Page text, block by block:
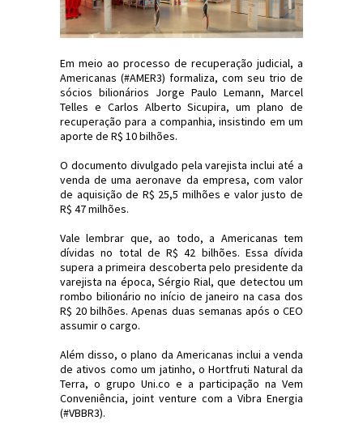
Em meio ao processo de recuperação judicial, a
Americanas (#AMER3) formaliza, com seu trio de
sócios bilionários Jorge Paulo Lemann, Marcel
Telles e Carlos Alberto Sicupira, um plano de
recuperação para a companhia, insistindo em um
aporte de R$ 10 bilhões.
O documento divulgado pela varejista inclui até a
venda de uma aeronave da empresa, com valor
de aquisição de R$ 25,5 milhões e valor justo de
R$ 47 milhões.
Vale lembrar que, ao todo, a Americanas tem
dívidas no total de R$ 42 bilhões. Essa dívida
supera a primeira descoberta pelo presidente da
varejista na época, Sérgio Rial, que detectou um
rombo bilionário no início de janeiro na casa dos
R$ 20 bilhões. Apenas duas semanas após o CEO
assumir o cargo.
Além disso, o plano da Americanas inclui a venda
de ativos como um jatinho, o Hortfruti Natural da
Terra, o grupo Uni.co e a participação na Vem
Conveniência, joint venture com a Vibra Energia
(#VBBR3).